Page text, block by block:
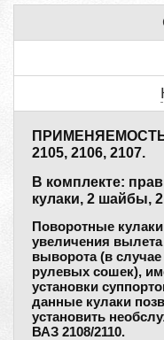
ПРИМЕНЯЕМОСТЬ:
2105, 2106, 2107.
В комплекте:
кулаки, 2 шайбы, 2
Поворотные
увеличения
выворота (в
рулевых сошек),
установки
данные кулаки
установить
ВАЗ 2108/2110.